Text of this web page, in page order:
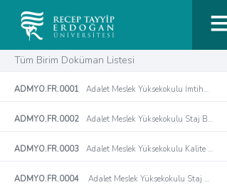
Tüm Birim Doküman Listesi
ADMYO.FR.0001 Adalet Meslek Yüksekokulu İmtihan Evrakı ve Ders Değerlendirme Raporları Teslim Tutanağı
ADMYO.FR.0002 Adalet Meslek Yüksekokulu Staj Başvuru Formu
ADMYO.FR.0003 Adalet Meslek Yüksekokulu Kalite Komisyonu Toplantı Tutanağı Formu
ADMYO.FR.0004 Adalet Meslek Yüksekokulu Staj Değerlendirme Formu